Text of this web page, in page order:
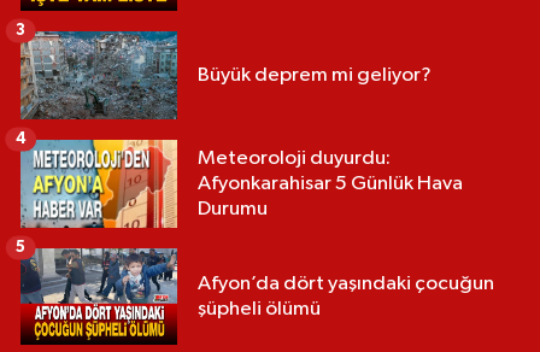
Büyük deprem mi geliyor?
3
Meteoroloji duyurdu:
Afyonkarahisar 5 Günlük Hava
Durumu
4
Afyon’da dört yaşındaki çocuğun
şüpheli ölümü
5